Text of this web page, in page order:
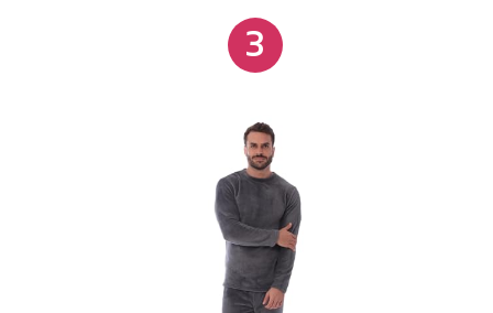
combinando a leveza do material com um visual
elegante, sendo perfeito para relaxar em dias
3